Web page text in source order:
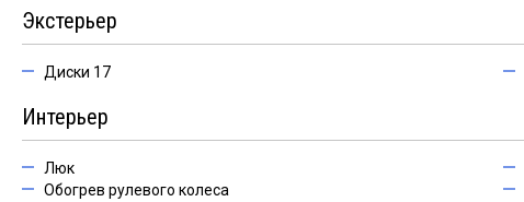
Экстерьер
Диски 17
Интерьер
Люк
Обогрев рулевого колеса